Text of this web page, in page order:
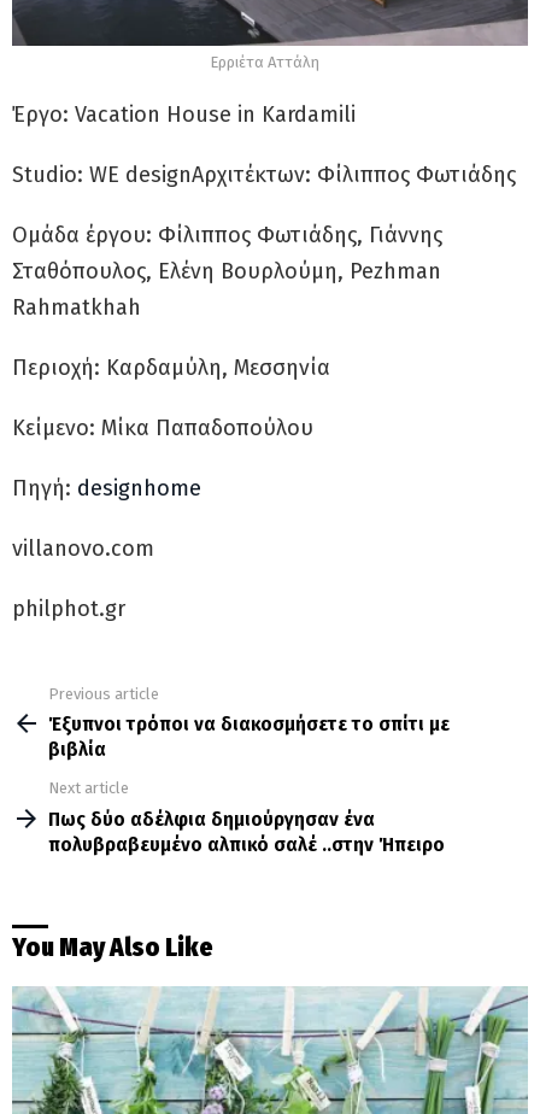
Ερριέτα Αττάλη
Έργο: Vacation House in Kardamili
Studio: WE designΑρχιτέκτων: Φίλιππος Φωτιάδης
Ομάδα έργου: Φίλιππος Φωτιάδης, Γιάννης
Σταθόπουλος, Ελένη Βουρλούμη, Pezhman
Rahmatkhah
Περιοχή: Καρδαμύλη, Μεσσηνία
Κείμενο: Μίκα Παπαδοπούλου
Πηγή: designhome
villanovo.com
philphot.gr
more
Previous article
Έξυπνοι τρόποι να διακοσμήσετε το σπίτι με
βιβλία
Next article
Πως δύο αδέλφια δημιούργησαν ένα
πολυβραβευμένο αλπικό σαλέ ..στην Ήπειρο
You May Also Like